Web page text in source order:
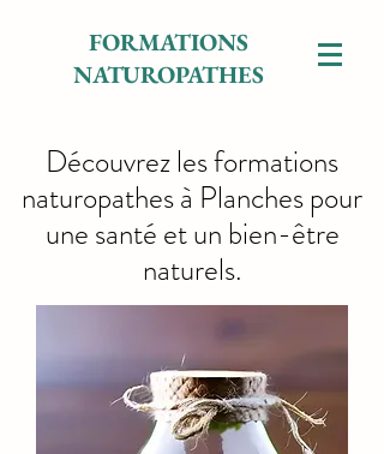
FORMATIONS
NATUROPATHES
Découvrez les formations
naturopathes à Planches pour
une santé et un bien-être
naturels.